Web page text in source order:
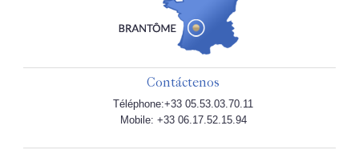
Contáctenos
Téléphone:+33 05.53.03.70.11
Mobile: +33 06.17.52.15.94